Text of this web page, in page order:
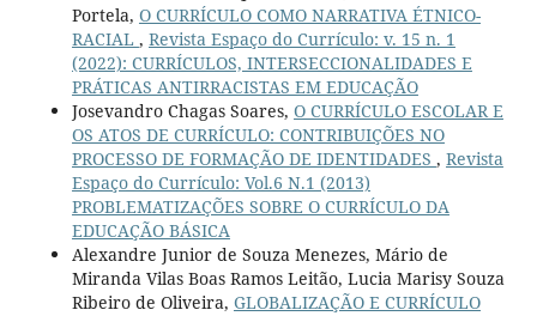
Portela, O CURRÍCULO COMO NARRATIVA ÉTNICO-
RACIAL , Revista Espaço do Currículo: v. 15 n. 1
(2022): CURRÍCULOS, INTERSECCIONALIDADES E
PRÁTICAS ANTIRRACISTAS EM EDUCAÇÃO
Josevandro Chagas Soares, O CURRÍCULO ESCOLAR E
OS ATOS DE CURRÍCULO: CONTRIBUIÇÕES NO
PROCESSO DE FORMAÇÃO DE IDENTIDADES , Revista
Espaço do Currículo: Vol.6 N.1 (2013)
PROBLEMATIZAÇÕES SOBRE O CURRÍCULO DA
EDUCAÇÃO BÁSICA
Alexandre Junior de Souza Menezes, Mário de
Miranda Vilas Boas Ramos Leitão, Lucia Marisy Souza
Ribeiro de Oliveira, GLOBALIZAÇÃO E CURRÍCULO